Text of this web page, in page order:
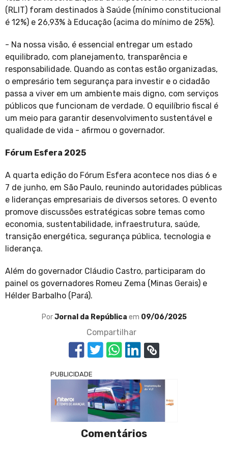
(RLIT) foram destinados à Saúde (mínimo constitucional
é 12%) e 26,93% à Educação (acima do mínimo de 25%).
- Na nossa visão, é essencial entregar um estado
equilibrado, com planejamento, transparência e
responsabilidade. Quando as contas estão organizadas,
o empresário tem segurança para investir e o cidadão
passa a viver em um ambiente mais digno, com serviços
públicos que funcionam de verdade. O equilíbrio fiscal é
um meio para garantir desenvolvimento sustentável e
qualidade de vida - afirmou o governador.
Fórum Esfera 2025
A quarta edição do Fórum Esfera acontece nos dias 6 e
7 de junho, em São Paulo, reunindo autoridades públicas
e lideranças empresariais de diversos setores. O evento
promove discussões estratégicas sobre temas como
economia, sustentabilidade, infraestrutura, saúde,
transição energética, segurança pública, tecnologia e
liderança.
Além do governador Cláudio Castro, participaram do
painel os governadores Romeu Zema (Minas Gerais) e
Hélder Barbalho (Pará).
PorJornal da República em 09/06/2025
Compartilhar
PUBLICIDADE
Comentários